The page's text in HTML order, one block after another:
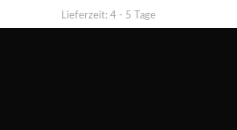
Lieferzeit: 4 - 5 Tage